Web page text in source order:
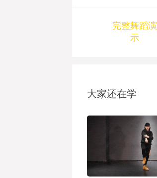
完整舞蹈演
示
大家还在学